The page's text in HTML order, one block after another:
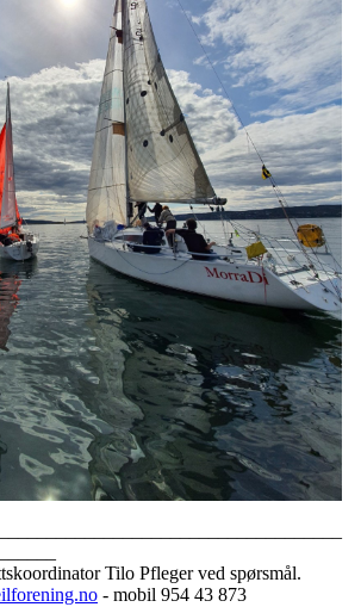
Tilo Pfleger ved spørsmål.
- mobil 954 43 873